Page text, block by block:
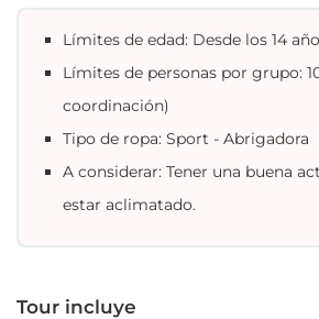
Límites de edad: Desde los 14
Límites de personas por grupo:
coordinación)
Tipo de ropa: Sport - Abrigadora
A considerar: Tener una buena
estar aclimatado.
Tour incluye